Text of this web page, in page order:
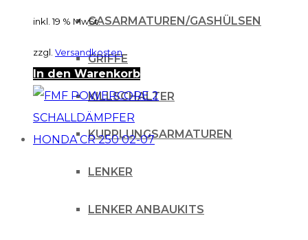
GASARMATUREN/GASHÜLSEN
GRIFFE
KILLSCHALTER
KUPPLUNGSARMATUREN
LENKER
LENKER ANBAUKITS
inkl. 19 % MwSt.
zzgl. Versandkosten
In den Warenkorb